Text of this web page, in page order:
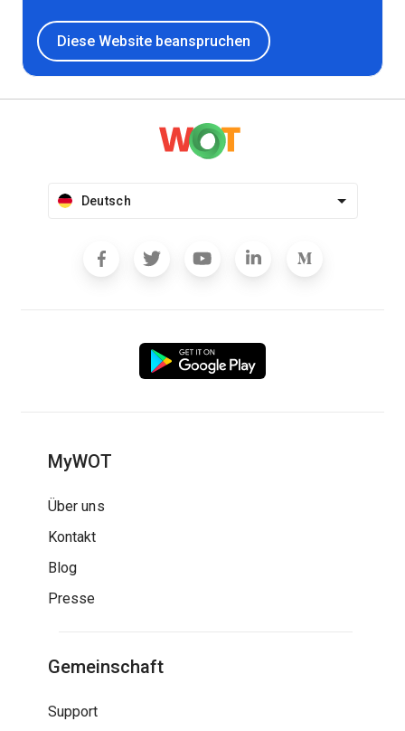
Diese Website beanspruchen
Deutsch
MyWOT
Über uns
Kontakt
Blog
Presse
Gemeinschaft
Support